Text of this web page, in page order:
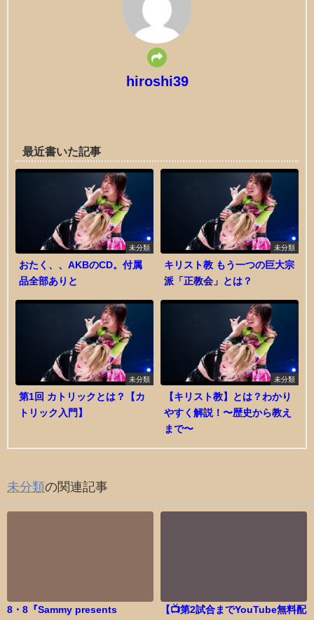
hiroshi39
最近書いた記事
未分類
おたく、、AKBのCD。付属
品全部ありと
未分類
キリスト教 もう一つの巨大宗
派「正教会」とは？
未分類
第1回 カトリックとは？【カ
トリック入門】
未分類
【キリスト教】とは？わかり
やすく解説！〜歴史から教え
まで〜
未分類の関連記事
8・8『Sammy presents 【📺第2試合までYouTube無料配